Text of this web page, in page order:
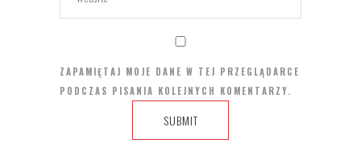
ZAPAMIĘTAJ MOJE DANE W TEJ PRZEGLĄDARCE
PODCZAS PISANIA KOLEJNYCH KOMENTARZY.